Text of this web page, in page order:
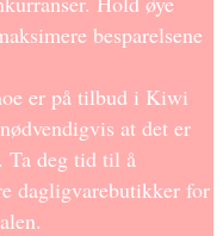
besparelsene
er på tilbud i Kiwi
at det er
Ta deg tid til å
dagligvarebutikker for